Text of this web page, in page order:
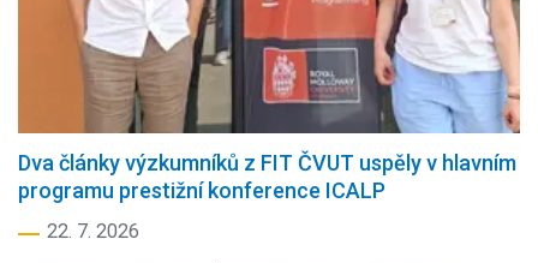
Dva články výzkumníků z FIT ČVUT uspěly v hlavním
programu prestižní konference ICALP
22. 7. 2026